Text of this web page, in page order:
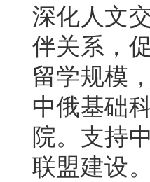
深化人文
伴关系，
留学规模
中俄基础
院。支持
联盟建设